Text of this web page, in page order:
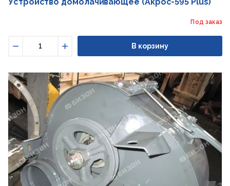
Под заказ
Увеличить
В корзину